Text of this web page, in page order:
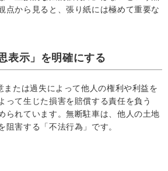
点から見ると、張り紙には極めて重要な
表示」を明確にする
または過失によって他人の権利や利益を
って生じた損害を賠償する責任を負う
られています。無断駐車は、他人の土地
阻害する「不法行為」です。